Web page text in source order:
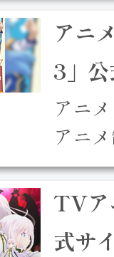
アニ
3」公
アニ
アニ
TVア
式サ